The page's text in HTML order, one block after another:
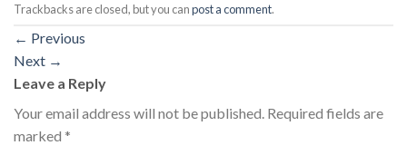
Trackbacks are closed, but you canpost a comment.
← Previous
Next →
Leave a Reply
Your email address will not be published. Required fields are
marked *